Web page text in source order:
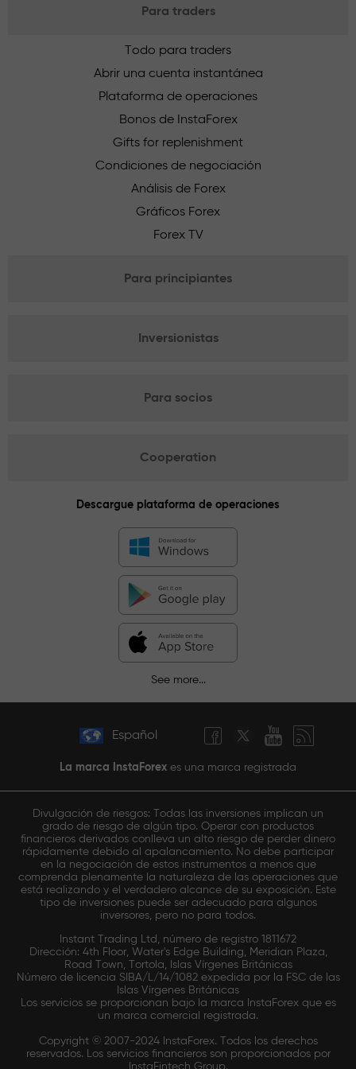
Para traders
Todo para traders
Abrir una cuenta instantánea
Plataforma de operaciones
Bonos de InstaForex
Gifts for replenishment
Condiciones de negociación
Análisis de Forex
Gráficos Forex
Forex TV
Para principiantes
Inversionistas
Para socios
Cooperation
Descargue plataforma de operaciones
See more...
Español
La marca InstaForex es una marca registrada
Divulgación de riesgos: Todas las inversiones implican un
grado de riesgo de algún tipo. Operar con productos
financieros derivados conlleva un alto riesgo de perder dinero
rápidamente debido al apalancamiento. No debe participar
en la negociación de estos instrumentos a menos que
comprenda plenamente la naturaleza de las operaciones que
está realizando y el verdadero alcance de su exposición. Este
tipo de inversiones puede ser adecuado para algunos
inversores, pero no para todos.
Instant Trading Ltd, número de registro 1811672
Dirección: 4th Floor, Water's Edge Building, Meridian Plaza,
Road Town, Tortola, Islas Vírgenes Británicas
Número de licencia SIBA/L/14/1082 expedida por la FSC de las
Islas Vírgenes Británicas
Los servicios se proporcionan bajo la marca InstaForex que es
un marca comercial registrada.
Copyright © 2007-2024 InstaForex. Todos los derechos
reservados. Los servicios financieros son proporcionados por
InstaFintech Group.